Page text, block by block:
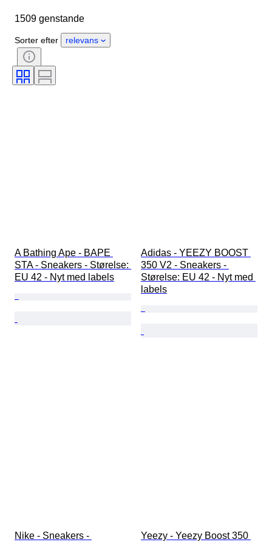
Materiale
Signatur
Tilbehør inkluderet
Model
1509 genstande
Sorter efter relevans
A Bathing Ape - BAPE
STA - Sneakers - Størelse:
EU 42 - Nyt med labels
Adidas - YEEZY BOOST
350 V2 - Sneakers -
Størelse: EU 42 - Nyt med
labels
Nike - Sneakers -
Yeezy - Yeezy Boost 350